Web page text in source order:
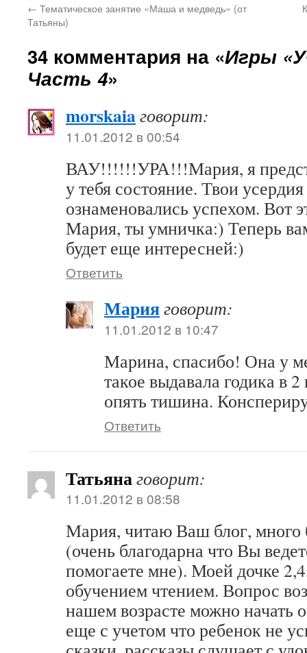
← Тематическое занятие «Маша и медведь» (от
Татьяны)
34 комментария на «Игры
Часть 4»
morskaiaговорит:
11.01.2012 в 00:54
ВАУ!!!!!!УРА!!!Мария, я
у тебя состояние. Твои
ознаменовались успехом. Вот
Мария, ты умничка:) Теперь
будет еще интересней:)
Ответить
Марияговорит:
11.01.2012 в 10:47
Марина, спасибо! Она у
такое выдавала годика в
опять тишина.
Ответить
Татьянаговорит:
11.01.2012 в 08:58
Мария, читаю Ваш блог, много
(очень благодарна что Вы
помогаете мне). Моей дочке
обучением чтением. Вопрос
нашем возрасте можно начать
еще с учетом что ребенок не